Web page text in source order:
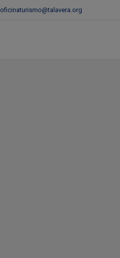
oficinaturismo@talavera.org